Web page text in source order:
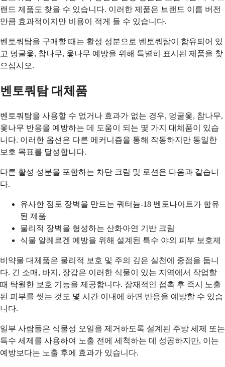
랜드 제품도 찾을 수 있습니다. 이러한 제품은 브랜드 이름 버전
만큼 효과적이지만 비용이 적게 들 수 있습니다.
벤토쿼탐을 구매할 때는 활성 성분으로 벤토쿼탐이 함유되어 있
고 덩굴옻, 참나무, 옻나무 예방을 위해 특별히 표시된 제품을 찾
으십시오.
벤토쿼탐 대체품
벤토쿼탐을 사용할 수 없거나 효과가 없는 경우, 덩굴옻, 참나무,
옻나무 반응을 예방하는 데 도움이 되는 몇 가지 대체품이 있습
니다. 이러한 옵션은 다른 메커니즘을 통해 작동하지만 동일한
보호 목표를 달성합니다.
다른 활성 성분을 포함하는 차단 크림 및 로션은 다음과 같습니
다.
유사한 점토 장벽을 만드는 쿼터늄-18 벤토나이트가 함유
된 제품
물리적 장벽을 형성하는 산화아연 기반 크림
식물 알레르겐 예방을 위해 설계된 특수 야외 피부 보호제
비약물 대체품은 물리적 보호 및 주의 깊은 실천에 중점을 둡니
다. 긴 소매, 바지, 장갑은 이러한 식물이 있는 지역에서 작업할
때 탁월한 보호 기능을 제공합니다. 잠재적인 접촉 후 즉시 노출
된 피부를 씻는 것도 몇 시간 이내에 하면 반응을 예방할 수 있습
니다.
일부 사람들은 식물성 오일을 제거하도록 설계된 주방 세제 또는
특수 세제를 사용하여 노출 전에 세척하는 데 성공하지만, 이는
예방보다는 노출 후에 효과가 있습니다.